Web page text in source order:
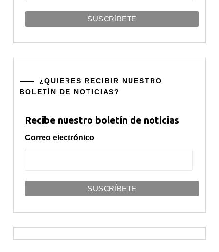
¿QUIERES RECIBIR NUESTRO
BOLETÍN DE NOTICIAS?
Recibe nuestro boletín de noticias
Correo electrónico